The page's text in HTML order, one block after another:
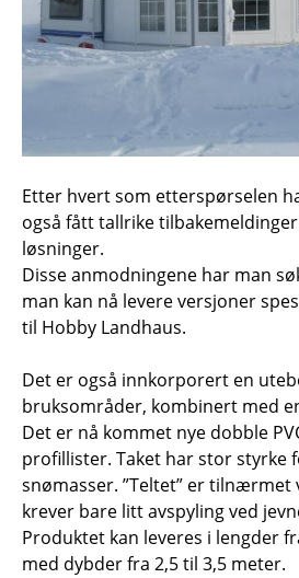
Etter hvert som etterspørselen
også fått tallrike
løsninger.
Disse anmodningene har man
man kan nå levere versjoner
til Hobby Landhaus.
Det er også innkorporert en
bruksområder, kombinert med
Det er nå kommet nye dobble
profillister. Taket har stor styrke
snømasser. ”Teltet” er
krever bare litt avspyling ved
Produktet kan leveres i lengder
med dybder fra 2,5 til 3,5 meter.